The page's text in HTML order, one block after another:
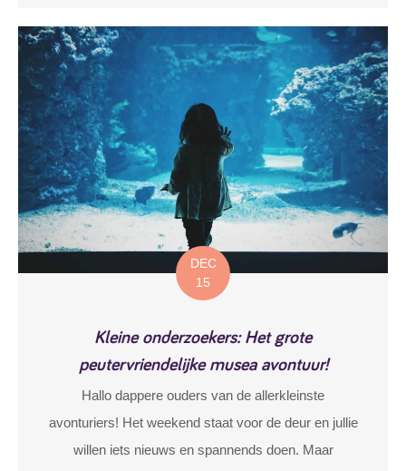
DEC
15
Kleine onderzoekers: Het grote
peutervriendelijke musea avontuur!
Hallo dappere ouders van de allerkleinste
avonturiers! Het weekend staat voor de deur en jullie
willen iets nieuws en spannends doen. Maar